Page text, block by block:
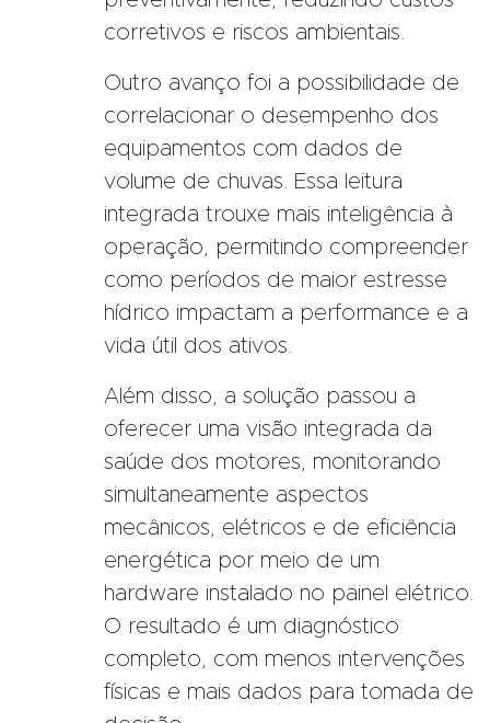
corretivos e riscos ambientais.
Outro avanço foi a possibilidade de
correlacionar o desempenho dos
equipamentos com dados de
volume de chuvas. Essa leitura
integrada trouxe mais inteligência à
operação, permitindo compreender
como períodos de maior estresse
hídrico impactam a performance e a
vida útil dos ativos.
Além disso, a solução passou a
oferecer uma visão integrada da
saúde dos motores, monitorando
simultaneamente aspectos
mecânicos, elétricos e de eficiência
energética por meio de um
hardware instalado no painel elétrico.
O resultado é um diagnóstico
completo, com menos intervenções
físicas e mais dados para tomada de